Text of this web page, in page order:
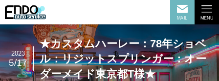
MAIL MENU
★カスタムハーレー：78年ショベ
ル：リジットスプリンガー：オー
ダーメイド東京都T様★
2023
5/17